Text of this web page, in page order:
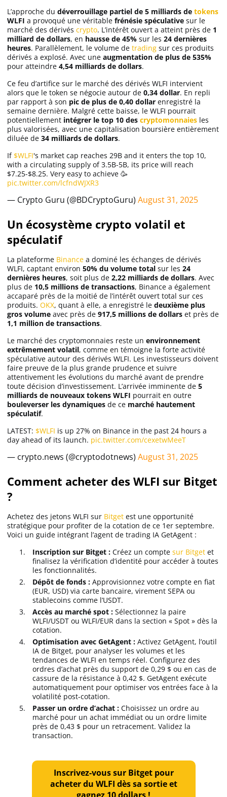
Trading
C’est quoi ?
Meilleur Broker
Apprendre
Indicateurs techniques
Investir
Meilleurs wallets
L’approche du déverrouillage partiel de 5 milliards de tokens
WLFI a provoqué une véritable frénésie spéculative sur le
marché des dérivés crypto. L’intérêt ouvert a atteint près de 1
milliard de dollars, en hausse de 45% sur les 24 dernières
heures. Parallèlement, le volume de trading sur ces produits
dérivés a explosé. Avec une augmentation de plus de 535%
pour atteindre 4,54 milliards de dollars.
Ce feu d’artifice sur le marché des dérivés WLFI intervient
alors que le token se négocie autour de 0,34 dollar. En repli
par rapport à son pic de plus de 0,40 dollar enregistré la
semaine dernière. Malgré cette baisse, le WLFI pourrait
potentiellement intégrer le top 10 des cryptomonnaies les
plus valorisées, avec une capitalisation boursière entièrement
diluée de 34 milliards de dollars.
If $WLFI's market cap reaches 29B and it enters the top 10,
with a circulating supply of 3.5B-5B, its price will reach
$7.25-$8.25. Very easy to achieve 🥳
pic.twitter.com/lcfndWJXR3
— Crypto Guru (@BDCryptoGuru) August 31, 2025
Un écosystème crypto volatil et
spéculatif
La plateforme Binance a dominé les échanges de dérivés
WLFI, captant environ 50% du volume total sur les 24
dernières heures, soit plus de 2,22 milliards de dollars. Avec
plus de 10,5 millions de transactions, Binance a également
accaparé près de la moitié de l’intérêt ouvert total sur ces
produits. OKX, quant à elle, a enregistré le deuxième plus
gros volume avec près de 917,5 millions de dollars et près de
1,1 million de transactions.
Le marché des cryptomonnaies reste un environnement
extrêmement volatil, comme en témoigne la forte activité
spéculative autour des dérivés WLFI. Les investisseurs doivent
faire preuve de la plus grande prudence et suivre
attentivement les évolutions du marché avant de prendre
toute décision d’investissement. L’arrivée imminente de 5
milliards de nouveaux tokens WLFI pourrait en outre
bouleverser les dynamiques de ce marché hautement
spéculatif.
LATEST: $WLFI is up 27% on Binance in the past 24 hours a
day ahead of its launch. pic.twitter.com/cexetwMeeT
— crypto.news (@cryptodotnews) August 31, 2025
Comment acheter des WLFI sur Bitget
?
Achetez des jetons WLFI sur Bitget est une opportunité
stratégique pour profiter de la cotation de ce 1er septembre.
Voici un guide intégrant l’agent de trading IA GetAgent :
Inscription sur Bitget : Créez un compte sur Bitget et
finalisez la vérification d’identité pour accéder à toutes
les fonctionnalités.
Dépôt de fonds : Approvisionnez votre compte en fiat
(EUR, USD) via carte bancaire, virement SEPA ou
stablecoins comme l’USDT.
Accès au marché spot : Sélectionnez la paire
WLFI/USDT ou WLFI/EUR dans la section « Spot » dès la
cotation.
Optimisation avec GetAgent : Activez GetAgent, l’outil
IA de Bitget, pour analyser les volumes et les
tendances de WLFI en temps réel. Configurez des
ordres d’achat près du support de 0,29 $ ou en cas de
cassure de la résistance à 0,42 $. GetAgent exécute
automatiquement pour optimiser vos entrées face à la
volatilité post-cotation.
Passer un ordre d’achat : Choisissez un ordre au
marché pour un achat immédiat ou un ordre limite
près de 0,43 $ pour un retracement. Validez la
transaction.
Inscrivez-vous sur Bitget pour
acheter du WLFI dès sa sortie et